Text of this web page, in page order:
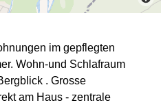
im gepflegten
Wohn-und Schlafraum
. Grosse
am Haus - zentrale